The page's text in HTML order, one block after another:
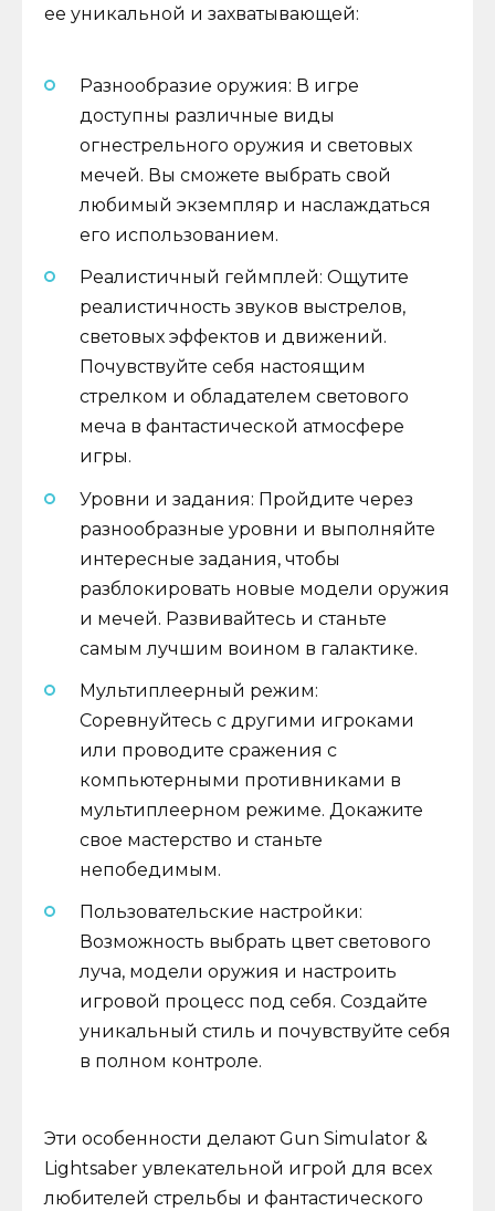
ее уникальной и захватывающей:
Разнообразие оружия: В игре
доступны различные виды
огнестрельного оружия и световых
мечей. Вы сможете выбрать свой
любимый экземпляр и наслаждаться
его использованием.
Реалистичный геймплей: Ощутите
реалистичность звуков выстрелов,
световых эффектов и движений.
Почувствуйте себя настоящим
стрелком и обладателем светового
меча в фантастической атмосфере
игры.
Уровни и задания: Пройдите через
разнообразные уровни и выполняйте
интересные задания, чтобы
разблокировать новые модели оружия
и мечей. Развивайтесь и станьте
самым лучшим воином в галактике.
Мультиплеерный режим:
Соревнуйтесь с другими игроками
или проводите сражения с
компьютерными противниками в
мультиплеерном режиме. Докажите
свое мастерство и станьте
непобедимым.
Пользовательские настройки:
Возможность выбрать цвет светового
луча, модели оружия и настроить
игровой процесс под себя. Создайте
уникальный стиль и почувствуйте себя
в полном контроле.
Эти особенности делают Gun Simulator &
Lightsaber увлекательной игрой для всех
любителей стрельбы и фантастического